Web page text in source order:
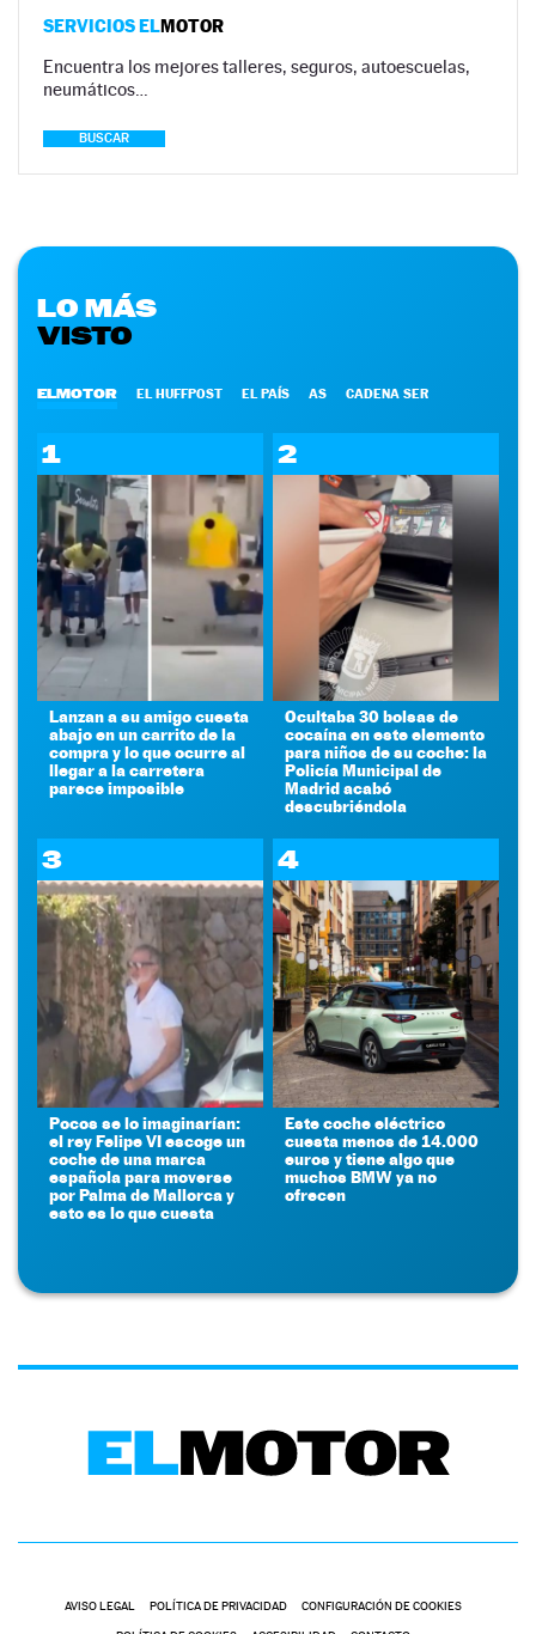
SERVICIOS ELMOTOR
Encuentra los mejores talleres, seguros, autoescuelas,
neumáticos…
BUSCAR
LO MÁS
VISTO
ELMOTOR EL HUFFPOST EL PAÍS AS CADENA SER
1
Lanzan a su amigo cuesta
abajo en un carrito de la
compra y lo que ocurre al
llegar a la carretera
parece imposible
2
Ocultaba 30 bolsas de
cocaína en este elemento
para niños de su coche: la
Policía Municipal de
Madrid acabó
descubriéndola
3
Pocos se lo imaginarían:
el rey Felipe VI escoge un
coche de una marca
española para moverse
por Palma de Mallorca y
esto es lo que cuesta
4
Este coche eléctrico
cuesta menos de 14.000
euros y tiene algo que
muchos BMW ya no
ofrecen
AVISO LEGAL POLÍTICA DE PRIVACIDAD CONFIGURACIÓN DE COOKIES